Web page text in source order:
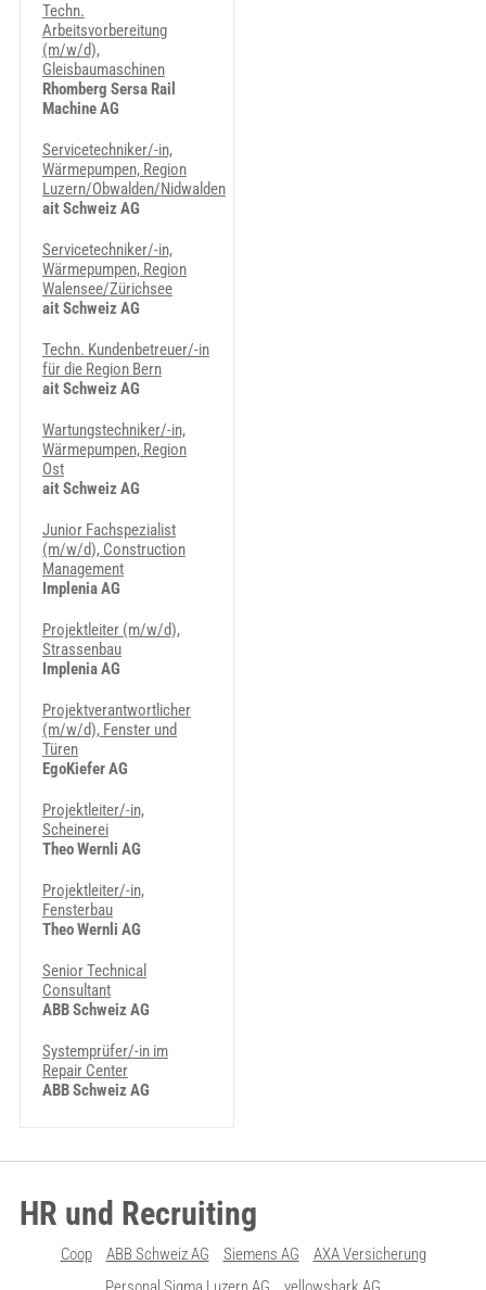
Techn.
Arbeitsvorbereitung
(m/w/d),
Gleisbaumaschinen
Rhomberg Sersa Rail
Machine AG
Servicetechniker/-in,
Wärmepumpen, Region
Luzern/Obwalden/Nidwalden
ait Schweiz AG
Servicetechniker/-in,
Wärmepumpen, Region
Walensee/Zürichsee
ait Schweiz AG
Techn. Kundenbetreuer/-in
für die Region Bern
ait Schweiz AG
Wartungstechniker/-in,
Wärmepumpen, Region
Ost
ait Schweiz AG
Junior Fachspezialist
(m/w/d), Construction
Management
Implenia AG
Projektleiter (m/w/d),
Strassenbau
Implenia AG
Projektverantwortlicher
(m/w/d), Fenster und
Türen
EgoKiefer AG
Projektleiter/-in,
Scheinerei
Theo Wernli AG
Projektleiter/-in,
Fensterbau
Theo Wernli AG
Senior Technical
Consultant
ABB Schweiz AG
Systemprüfer/-in im
Repair Center
ABB Schweiz AG
HR und Recruiting
Coop ABB Schweiz AG Siemens AG
AXA Versicherung